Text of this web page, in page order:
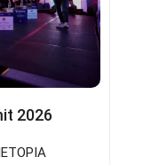
2026